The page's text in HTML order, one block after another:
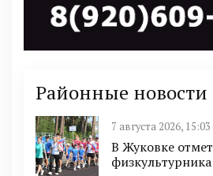
Районные новости
7 августа 2026, 15:03
В Жуковке
физкультурника